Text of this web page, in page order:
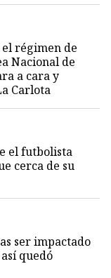
régimen de
Nacional de
a cara y
Carlota
el futbolista
cerca de su
ser impactado
quedó